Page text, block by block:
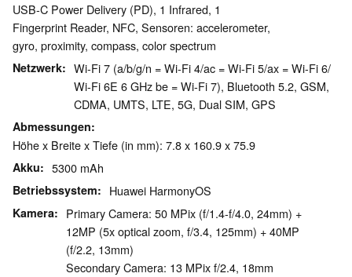
USB-C Power Delivery (PD), 1 Infrared, 1
Fingerprint Reader, NFC, Sensoren: accelerometer,
gyro, proximity, compass, color spectrum
Netzwerk
Wi-Fi 7 (a/b/g/n = Wi-Fi 4/ac = Wi-Fi 5/ax = Wi-Fi 6/
Wi-Fi 6E 6 GHz be = Wi-Fi 7), Bluetooth 5.2, GSM,
CDMA, UMTS, LTE, 5G, Dual SIM, GPS
Abmessungen
Höhe x Breite x Tiefe (in mm): 7.8 x 160.9 x 75.9
Akku 5300 mAh
Betriebssystem Huawei HarmonyOS
Kamera
Primary Camera: 50 MPix (f/1.4-f/4.0, 24mm) +
12MP (5x optical zoom, f/3.4, 125mm) + 40MP
(f/2.2, 13mm)
Secondary Camera: 13 MPix f/2.4, 18mm